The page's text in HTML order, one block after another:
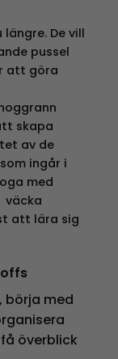
De vill
pussel
att göra
skapa
av de
ingår i
med
väcka
att lära sig
börja med
överblick